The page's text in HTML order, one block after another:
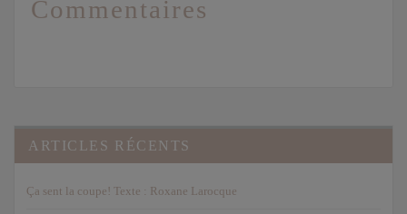
Commentaires
ARTICLES RÉCENTS
Ça sent la coupe! Texte : Roxane Larocque